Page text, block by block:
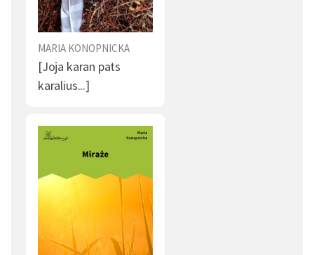
MARIA KONOPNICKA
[Joja karan pats
karalius...]